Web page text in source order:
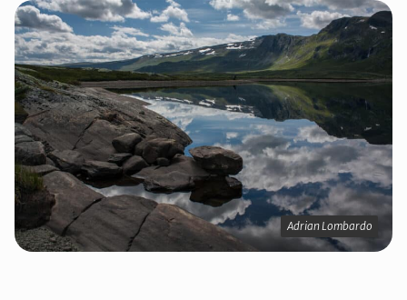
Adrian Lombardo